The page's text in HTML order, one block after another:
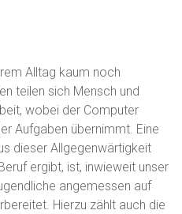
Alltag kaum noch
teilen sich Mensch und
wobei der Computer
Aufgaben übernimmt. Eine
dieser Allgegenwärtigkeit
ergibt, ist, inwieweit unser
angemessen auf
Hierzu zählt auch die